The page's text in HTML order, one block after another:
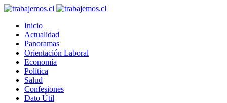
Inicio
Actualidad
Panoramas
Orientación Laboral
Economía
Política
Salud
Confesiones
Dato Útil